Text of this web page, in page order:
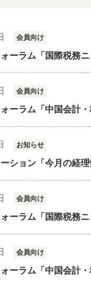
会員向け
ーラム「国際税務
会員向け
ーラム「中国会計
お知らせ
ション「今月の経
会員向け
ーラム「国際税務
会員向け
ーラム「中国会計